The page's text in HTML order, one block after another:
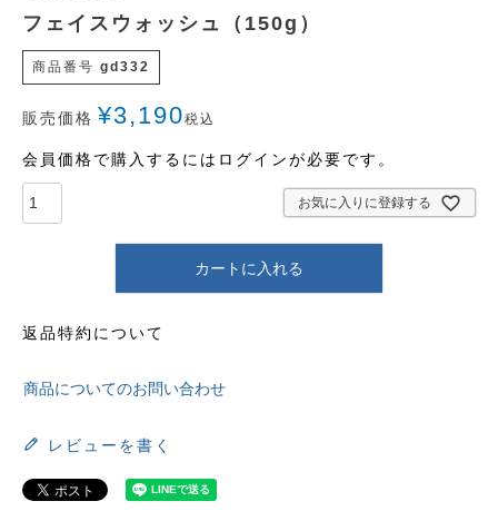
フェイスウォッシュ（150g）
商品番号 gd332
販売価格 ¥3,190税込
会員価格で購入するにはログインが必要です。
お気に入りに登録する
カートに入れる
返品特約について
商品についてのお問い合わせ
レビューを書く